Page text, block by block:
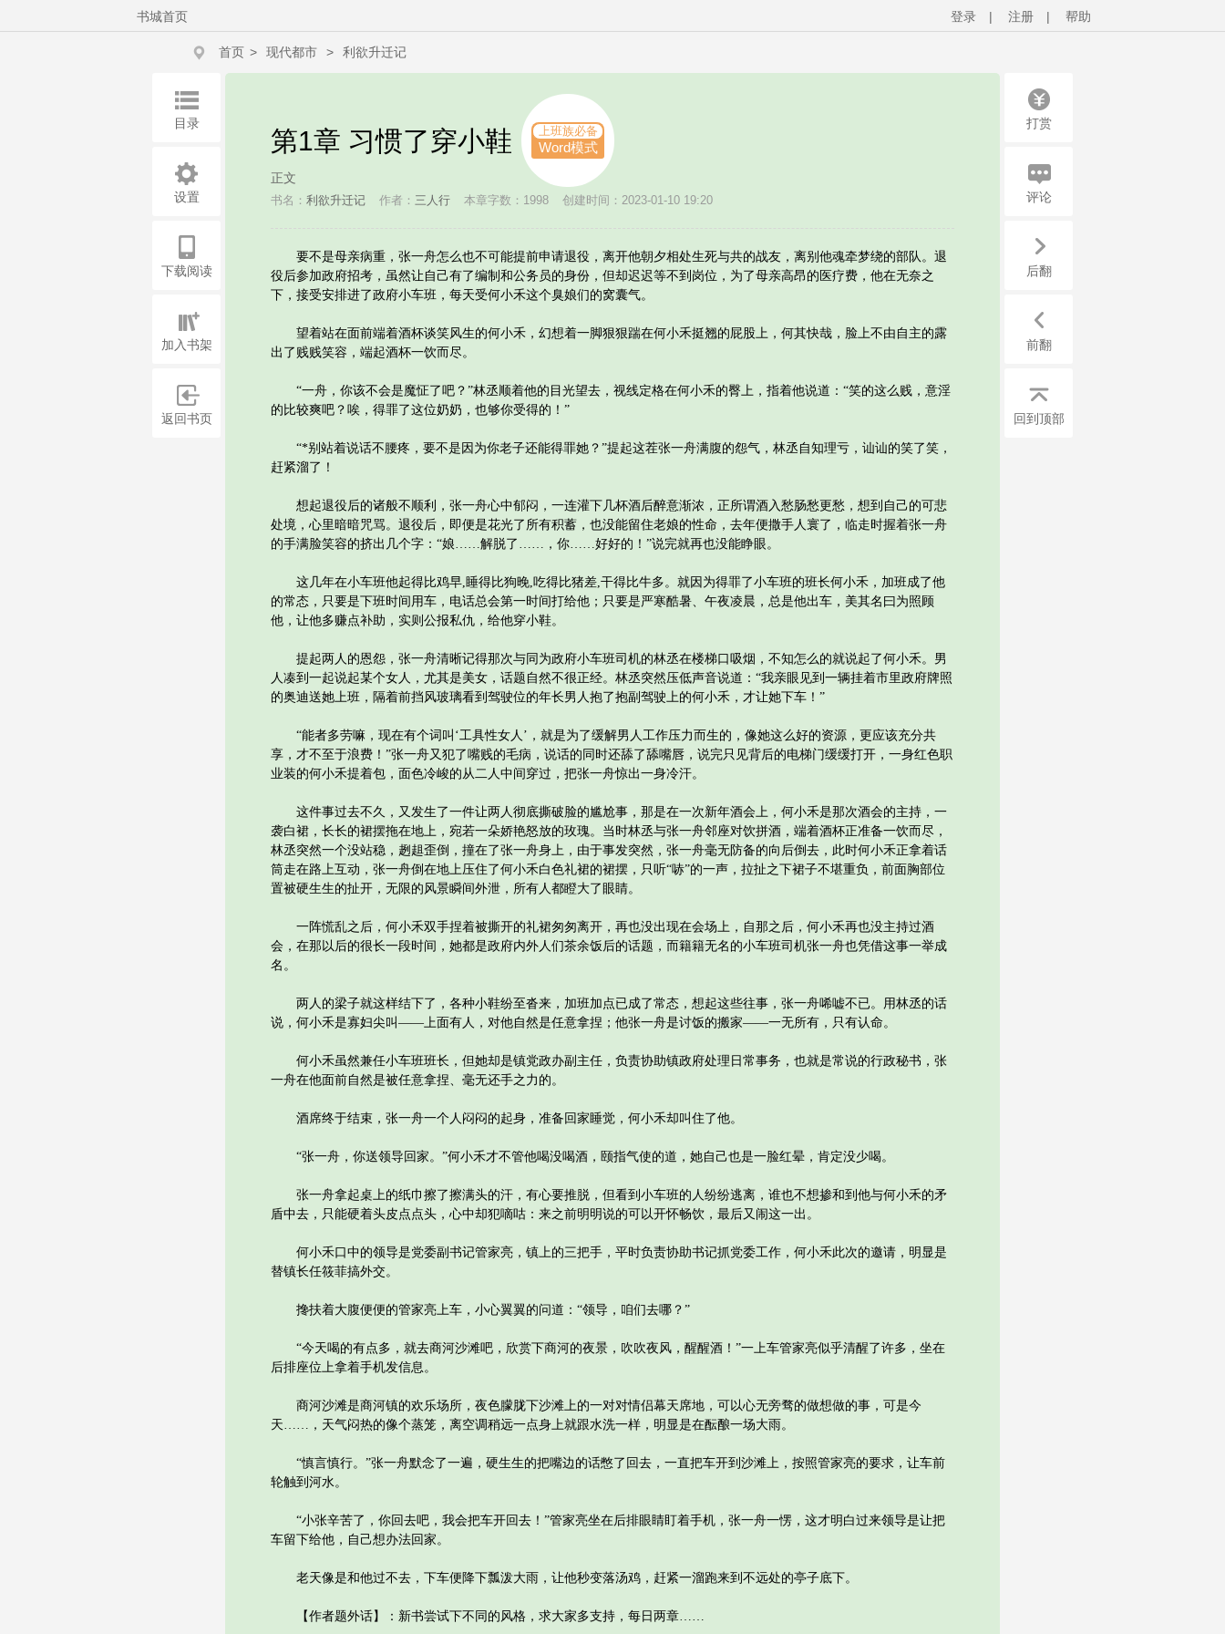
登录 | 注册 | 帮助
书城首页
首页 > 现代都市 > 利欲升迁记
第1章 习惯了穿小鞋 上班族必备
Word模式
正文
书名： 利欲升迁记 作者： 三人行 本章字数：1998 创建时间：2023-01-10 19:20
要不是母亲病重，张一舟怎么也不可能提前申请退役，离开他朝夕相处生死与共的战友，离别他魂牵梦绕的部队。退
役后参加政府招考，虽然让自己有了编制和公务员的身份，但却迟迟等不到岗位，为了母亲高昂的医疗费，他在无奈之
下，接受安排进了政府小车班，每天受何小禾这个臭娘们的窝囊气。
望着站在面前端着酒杯谈笑风生的何小禾，幻想着一脚狠狠踹在何小禾挺翘的屁股上，何其快哉，脸上不由自主的露
出了贱贱笑容，端起酒杯一饮而尽。
“一舟，你该不会是魔怔了吧？”林丞顺着他的目光望去，视线定格在何小禾的臀上，指着他说道：“笑的这么贱，意淫
的比较爽吧？唉，得罪了这位奶奶，也够你受得的！”
“*别站着说话不腰疼，要不是因为你老子还能得罪她？”提起这茬张一舟满腹的怨气，林丞自知理亏，讪讪的笑了笑，
赶紧溜了！
想起退役后的诸般不顺利，张一舟心中郁闷，一连灌下几杯酒后醉意渐浓，正所谓酒入愁肠愁更愁，想到自己的可悲
处境，心里暗暗咒骂。退役后，即便是花光了所有积蓄，也没能留住老娘的性命，去年便撒手人寰了，临走时握着张一舟
的手满脸笑容的挤出几个字：“娘……解脱了……，你……好好的！”说完就再也没能睁眼。
这几年在小车班他起得比鸡早,睡得比狗晚,吃得比猪差,干得比牛多。就因为得罪了小车班的班长何小禾，加班成了他
的常态，只要是下班时间用车，电话总会第一时间打给他；只要是严寒酷暑、午夜凌晨，总是他出车，美其名曰为照顾
他，让他多赚点补助，实则公报私仇，给他穿小鞋。
提起两人的恩怨，张一舟清晰记得那次与同为政府小车班司机的林丞在楼梯口吸烟，不知怎么的就说起了何小禾。男
人凑到一起说起某个女人，尤其是美女，话题自然不很正经。林丞突然压低声音说道：“我亲眼见到一辆挂着市里政府牌照
的奥迪送她上班，隔着前挡风玻璃看到驾驶位的年长男人抱了抱副驾驶上的何小禾，才让她下车！”
“能者多劳嘛，现在有个词叫‘工具性女人’，就是为了缓解男人工作压力而生的，像她这么好的资源，更应该充分共
享，才不至于浪费！”张一舟又犯了嘴贱的毛病，说话的同时还舔了舔嘴唇，说完只见背后的电梯门缓缓打开，一身红色职
业装的何小禾提着包，面色冷峻的从二人中间穿过，把张一舟惊出一身冷汗。
这件事过去不久，又发生了一件让两人彻底撕破脸的尴尬事，那是在一次新年酒会上，何小禾是那次酒会的主持，一
袭白裙，长长的裙摆拖在地上，宛若一朵娇艳怒放的玫瑰。当时林丞与张一舟邻座对饮拼酒，端着酒杯正准备一饮而尽，
林丞突然一个没站稳，趔趄歪倒，撞在了张一舟身上，由于事发突然，张一舟毫无防备的向后倒去，此时何小禾正拿着话
筒走在路上互动，张一舟倒在地上压住了何小禾白色礼裙的裙摆，只听“哧”的一声，拉扯之下裙子不堪重负，前面胸部位
置被硬生生的扯开，无限的风景瞬间外泄，所有人都瞪大了眼睛。
一阵慌乱之后，何小禾双手捏着被撕开的礼裙匆匆离开，再也没出现在会场上，自那之后，何小禾再也没主持过酒
会，在那以后的很长一段时间，她都是政府内外人们茶余饭后的话题，而籍籍无名的小车班司机张一舟也凭借这事一举成
名。
两人的梁子就这样结下了，各种小鞋纷至沓来，加班加点已成了常态，想起这些往事，张一舟唏嘘不已。用林丞的话
说，何小禾是寡妇尖叫——上面有人，对他自然是任意拿捏；他张一舟是讨饭的搬家——一无所有，只有认命。
何小禾虽然兼任小车班班长，但她却是镇党政办副主任，负责协助镇政府处理日常事务，也就是常说的行政秘书，张
一舟在他面前自然是被任意拿捏、毫无还手之力的。
酒席终于结束，张一舟一个人闷闷的起身，准备回家睡觉，何小禾却叫住了他。
“张一舟，你送领导回家。”何小禾才不管他喝没喝酒，颐指气使的道，她自己也是一脸红晕，肯定没少喝。
张一舟拿起桌上的纸巾擦了擦满头的汗，有心要推脱，但看到小车班的人纷纷逃离，谁也不想掺和到他与何小禾的矛
盾中去，只能硬着头皮点点头，心中却犯嘀咕：来之前明明说的可以开怀畅饮，最后又闹这一出。
何小禾口中的领导是党委副书记管家亮，镇上的三把手，平时负责协助书记抓党委工作，何小禾此次的邀请，明显是
替镇长任筱菲搞外交。
搀扶着大腹便便的管家亮上车，小心翼翼的问道：“领导，咱们去哪？”
“今天喝的有点多，就去商河沙滩吧，欣赏下商河的夜景，吹吹夜风，醒醒酒！”一上车管家亮似乎清醒了许多，坐在
后排座位上拿着手机发信息。
商河沙滩是商河镇的欢乐场所，夜色朦胧下沙滩上的一对对情侣幕天席地，可以心无旁骛的做想做的事，可是今
天……，天气闷热的像个蒸笼，离空调稍远一点身上就跟水洗一样，明显是在酝酿一场大雨。
“慎言慎行。”张一舟默念了一遍，硬生生的把嘴边的话憋了回去，一直把车开到沙滩上，按照管家亮的要求，让车前
轮触到河水。
“小张辛苦了，你回去吧，我会把车开回去！”管家亮坐在后排眼睛盯着手机，张一舟一愣，这才明白过来领导是让把
车留下给他，自己想办法回家。
老天像是和他过不去，下车便降下瓢泼大雨，让他秒变落汤鸡，赶紧一溜跑来到不远处的亭子底下。
【作者题外话】：新书尝试下不同的风格，求大家多支持，每日两章……
目录
设置
下载阅读
加入书架
返回书页
打赏
评论
后翻
前翻
回到顶部